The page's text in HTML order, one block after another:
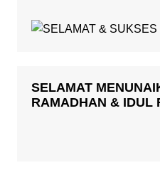
SELAMAT
RAMADHAN & IDUL